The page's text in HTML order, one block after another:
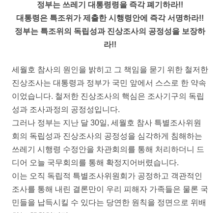
정부는 쓰레기 대통령령을 즉각 폐기하라!!
대통령은 특조위가 제출한 시행령안에 즉각 서명하라!!
정부는 특조위의 독립성과 진상조사의 공정성을 보장하
라!!
세월호 참사의 원인을 밝히고 그 책임을 묻기 위한 철저한
진상조사는 대통령과 정부가 국민 앞에서 스스로 한 약속
이었습니다. 철저한 진상조사의 핵심은 조사기구의 독립
성과 조사과정의 공정성입니다.
그러나 정부는 지난 달 30일, 세월호 참사 특별조사위원
회의 독립성과 진상조사의 공정성을 심각하게 침해하는
쓰레기 시행령 수정안을 차관회의를 통해 처리하더니 드
디어 오늘 국무회의를 통해 확정지어버렸습니다.
이는 오직 독립적 특별조사위원회가 공정하고 객관적인
조사를 통해 내린 결론만이 우리 피해자 가족들은 물론 국
민들을 납득시킬 수 있다는 당연한 원칙을 정면으로 위배